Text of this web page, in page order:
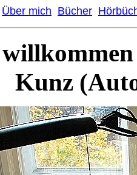
Über mich Bücher
Kunz